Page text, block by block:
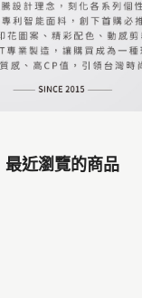
最近瀏覽的商品